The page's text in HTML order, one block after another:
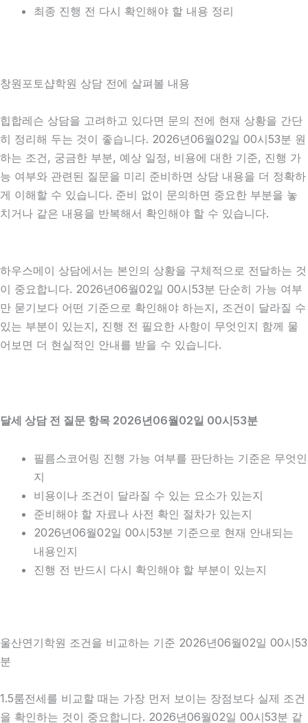
최종 진행 전 다시 확인해야 할 내용 정리
창원포토샵학원 상담 전에 살펴볼 내용
힙합레슨 상담을 고려하고 있다면 문의 전에 현재 상황을 간단
히 정리해 두는 것이 좋습니다. 2026년06월02일 00시53분 원
하는 조건, 궁금한 부분, 예상 일정, 비용에 대한 기준, 진행 가
능 여부와 관련된 질문을 미리 준비하면 상담 내용을 더 정확하
게 이해할 수 있습니다. 준비 없이 문의하면 중요한 부분을 놓
치거나 같은 내용을 반복해서 확인해야 할 수 있습니다.
하우스메이 상담에서는 본인의 상황을 구체적으로 전달하는 것
이 중요합니다. 2026년06월02일 00시53분 단순히 가능 여부
만 묻기보다 어떤 기준으로 확인해야 하는지, 조건이 달라질 수
있는 부분이 있는지, 진행 전 필요한 사항이 무엇인지 함께 물
어보면 더 현실적인 안내를 받을 수 있습니다.
달세 상담 전 질문 항목 2026년06월02일 00시53분
필름스코어링 진행 가능 여부를 판단하는 기준은 무엇인
지
비용이나 조건이 달라질 수 있는 요소가 있는지
준비해야 할 자료나 사전 확인 절차가 있는지
2026년06월02일 00시53분 기준으로 현재 안내되는
내용인지
진행 전 반드시 다시 확인해야 할 부분이 있는지
울산연기학원 조건을 비교하는 기준 2026년06월02일 00시53
분
1.5룸전세를 비교할 때는 가장 먼저 보이는 장점보다 실제 조건
을 확인하는 것이 중요합니다. 2026년06월02일 00시53분 같